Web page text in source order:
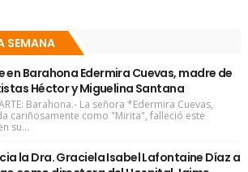
SEMANA
en Barahona Edermira Cuevas, madre de
Héctor y Miguelina Santana
Barahona.- La señora *Edermira Cuevas,
cariñosamente como "Mirita", falleció este
su...
la Dra. Graciela Isabel Lafontaine Díaz a